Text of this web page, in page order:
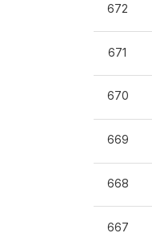
672
671
670
669
668
667